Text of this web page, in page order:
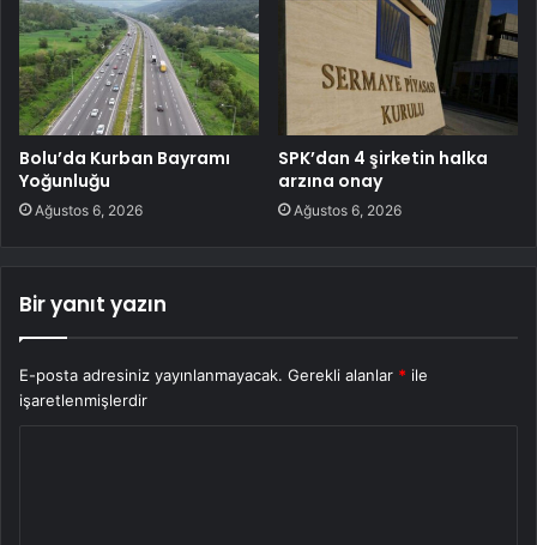
Bolu’da Kurban Bayramı
Yoğunluğu
Ağustos 6, 2026
SPK’dan 4 şirketin halka
arzına onay
Ağustos 6, 2026
Bir yanıt yazın
E-posta adresiniz yayınlanmayacak. Gerekli alanlar * ile
işaretlenmişlerdir